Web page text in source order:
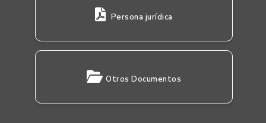
Persona jurídica
Otros Documentos